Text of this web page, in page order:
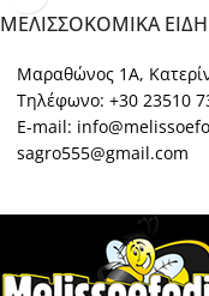
ΜΕΛΙΣΣΟΚΟΜΙΚΑ ΕΙΔΗ
Μαραθώνος 1Α,
Τηλέφωνο: +30 23510
E-mail:
sagro555@gmail.com